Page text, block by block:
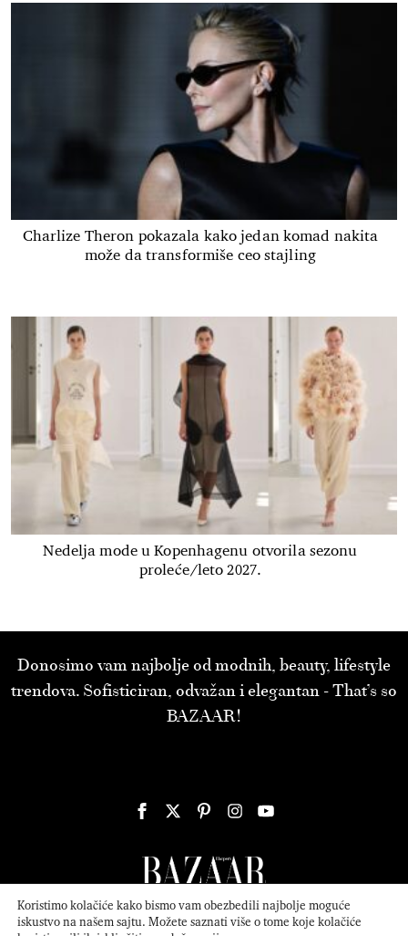
Charlize Theron pokazala kako jedan komad nakita
može da transformiše ceo stajling
Nedelja mode u Kopenhagenu otvorila sezonu
proleće/leto 2027.
Donosimo vam najbolje od modnih, beauty, lifestyle
trendova. Sofisticiran, odvažan i elegantan - That’s so
BAZAAR!
Koristimo kolačiće kako bismo vam obezbedili najbolje moguće
iskustvo na našem sajtu. Možete saznati više o tome koje kolačiće